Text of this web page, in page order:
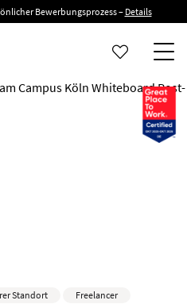
Bewerbungsprozess – Details
Standort
Freelancer